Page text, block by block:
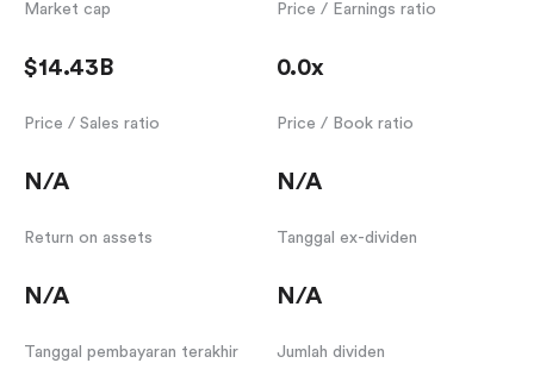
Market cap
$14.43B
Price / Earnings ratio
0.0x
Price / Sales ratio
N/A
Price / Book ratio
N/A
Return on assets
N/A
Tanggal ex-dividen
N/A
Tanggal pembayaran terakhir Jumlah dividen